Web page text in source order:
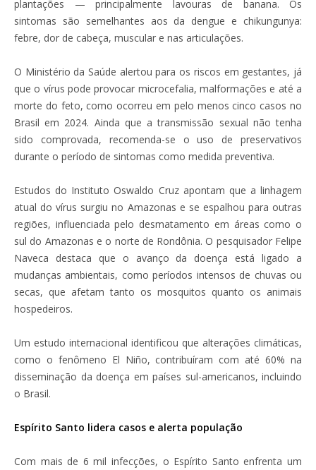
plantações — principalmente lavouras de banana. Os
sintomas são semelhantes aos da dengue e chikungunya:
febre, dor de cabeça, muscular e nas articulações.
O Ministério da Saúde alertou para os riscos em gestantes, já
que o vírus pode provocar microcefalia, malformações e até a
morte do feto, como ocorreu em pelo menos cinco casos no
Brasil em 2024. Ainda que a transmissão sexual não tenha
sido comprovada, recomenda-se o uso de preservativos
durante o período de sintomas como medida preventiva.
Estudos do Instituto Oswaldo Cruz apontam que a linhagem
atual do vírus surgiu no Amazonas e se espalhou para outras
regiões, influenciada pelo desmatamento em áreas como o
sul do Amazonas e o norte de Rondônia. O pesquisador Felipe
Naveca destaca que o avanço da doença está ligado a
mudanças ambientais, como períodos intensos de chuvas ou
secas, que afetam tanto os mosquitos quanto os animais
hospedeiros.
Um estudo internacional identificou que alterações climáticas,
como o fenômeno El Niño, contribuíram com até 60% na
disseminação da doença em países sul-americanos, incluindo
o Brasil.
Espírito Santo lidera casos e alerta população
Com mais de 6 mil infecções, o Espírito Santo enfrenta um